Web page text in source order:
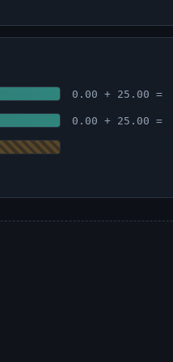
0.00 + 25.00 =
0.00 + 25.00 =